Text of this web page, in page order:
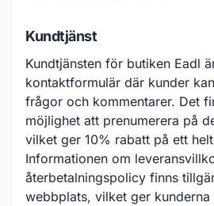
Kundtjänst
Kundtjänsten för butiken Eadl
kontaktformulär där kunder
frågor och kommentarer. Det
möjlighet att prenumerera på
vilket ger 10% rabatt på ett
Informationen om
återbetalningspolicy finns
webbplats, vilket ger